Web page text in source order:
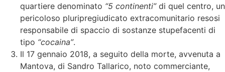
quartiere denominato “5 continenti”di quel centro, un
pericoloso pluripregiudicato extracomunitario resosi
responsabile di spaccio di sostanze stupefacenti di
tipo “cocaina”.
Il 17 gennaio 2018, a seguito della morte, avvenuta a
Mantova, di Sandro Tallarico, noto commerciante,